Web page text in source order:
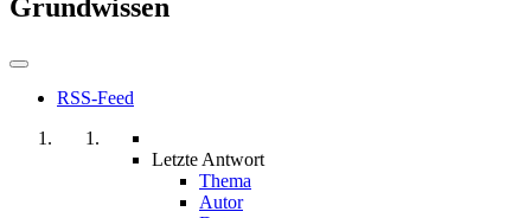
Grundwissen
RSS-Feed
Letzte Antwort
Thema
Autor